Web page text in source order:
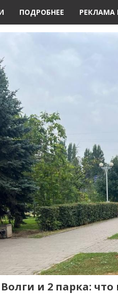
ПОДРОБНЕЕ РЕКЛАМА
и 2 парка: